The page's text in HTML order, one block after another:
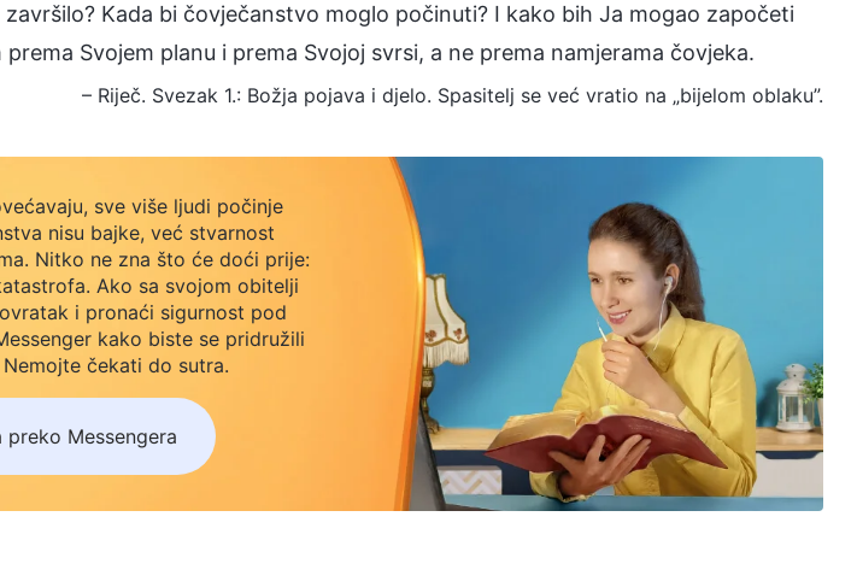
Kada bi čovječanstvo moglo počinuti? I kako bih Ja mogao započeti
Svojem planu i prema Svojoj svrsi, a ne prema namjerama čovjeka.
– Riječ. Svezak 1.: Božja pojava i djelo. Spasitelj se već vratio na „bijelom oblaku”.
sve više ljudi počinje
nisu bajke, već stvarnost
Nitko ne zna što će doći prije:
Ako sa svojom obitelji
i pronaći sigurnost pod
kako biste se pridružili
čekati do sutra.
preko Messengera